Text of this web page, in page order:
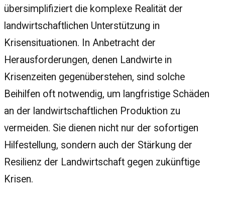
übersimplifiziert die komplexe Realität der
landwirtschaftlichen Unterstützung in
Krisensituationen. In Anbetracht der
Herausforderungen, denen Landwirte in
Krisenzeiten gegenüberstehen, sind solche
Beihilfen oft notwendig, um langfristige Schäden
an der landwirtschaftlichen Produktion zu
vermeiden. Sie dienen nicht nur der sofortigen
Hilfestellung, sondern auch der Stärkung der
Resilienz der Landwirtschaft gegen zukünftige
Krisen.